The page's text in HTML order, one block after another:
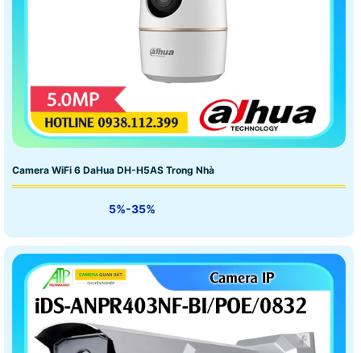
Camera WiFi 6 DaHua DH-H5AS Trong Nhà
5%-35%